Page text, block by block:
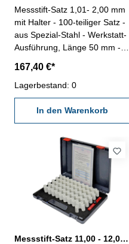
Messstift-Satz 1,01- 2,00 mm
mit Halter - 100-teiliger Satz -
aus Spezial-Stahl - Werkstatt-
Ausführung, Länge 50 mm -
Stufung 0,01 mm - mit
Messstifthalter - im Behältnis /
Kasten Messbereich 1,01 -
2,00 mm
167,40 €*
Lagerbestand: 0
In den Warenkorb
Messstift-Satz 11,00 - 12,00 mm 101 tlg. mit Halter